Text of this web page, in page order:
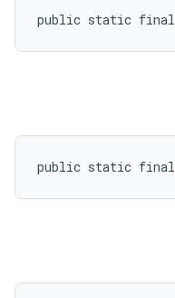
public static final
public static final